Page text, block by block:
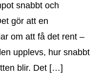
snabbt och
gör att en
om att få det rent –
upplevs, hur snabbt
blir. Det […]